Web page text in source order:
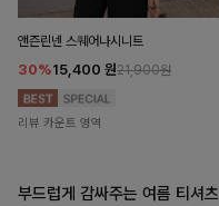
앤즌린넨 스퀘어나시니트
30%15,400 원21,900원
리뷰 카운트 영역
부드럽게 감싸주는 여름 티셔츠